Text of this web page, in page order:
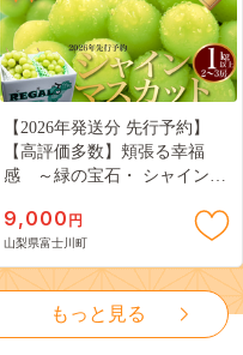
【2026年発送分 先行予約】
【高評価多数】頬張る幸福
感 ～緑の宝石・ シャインマ
３房） フルーツ 山梨県産 果
物 くだもの シャイン マスカ
ット ぶどう ブドウ 葡萄 大粒
種なし 先行予約 富士川町
10000円 一万円 9000円 九千円
9,000 円
山梨県富士川町
もっと見る